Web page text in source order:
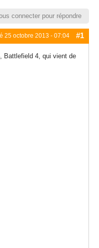
connecter pour répondre
25 octobre 2013 - 07:04 #1
Battlefield 4, qui vient de